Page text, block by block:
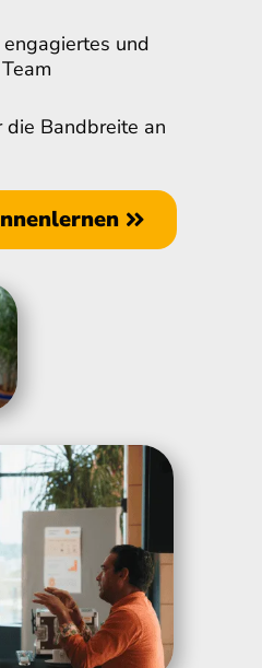
und
Bandbreite an